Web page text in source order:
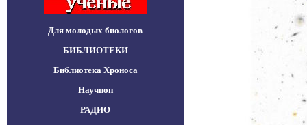
Для молодых биологов
БИБЛИОТЕКИ
Библиотека Хроноса
Научпоп
РАДИО